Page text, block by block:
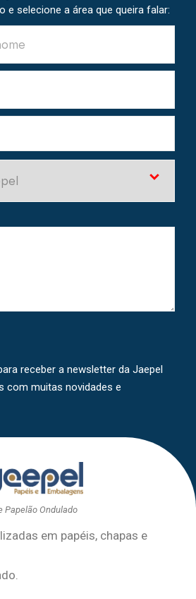
e selecione a área que queira falar:
receber a newsletter da Jaepel
com muitas novidades e
Papelão Ondulado
em papéis, chapas e